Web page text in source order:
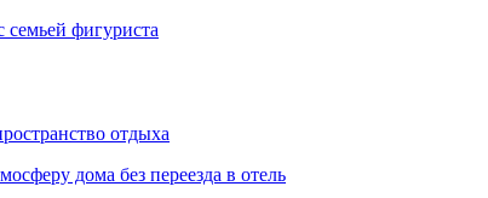
фигуриста
отдыха
дома без переезда в отель